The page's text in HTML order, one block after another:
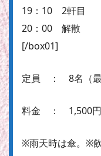
19：10 2軒目
20：00 解散
[/box01]
定員 ： 8名（最
料金 ： 1,500円
※雨天時は傘。※